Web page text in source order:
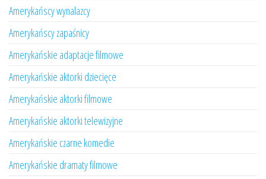
Amerykańscy wynalazcy
Amerykańscy zapaśnicy
Amerykańskie adaptacje filmowe
Amerykańskie aktorki dziecięce
Amerykańskie aktorki filmowe
Amerykańskie aktorki telewizyjne
Amerykańskie czarne komedie
Amerykańskie dramaty filmowe